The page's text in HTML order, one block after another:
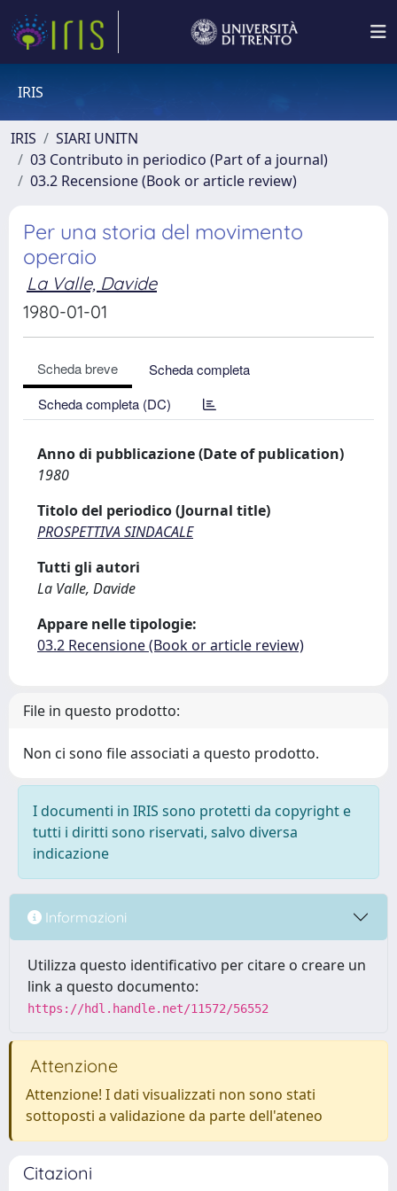
IRIS
IRIS
SIARI UNITN
03 Contributo in periodico (Part of a journal)
03.2 Recensione (Book or article review)
Per una storia del movimento
operaio
La Valle, Davide
1980-01-01
Scheda breve
Scheda completa
Scheda completa (DC)
Anno di pubblicazione (Date of publication)
1980
Titolo del periodico (Journal title)
PROSPETTIVA SINDACALE
Tutti gli autori
La Valle, Davide
Appare nelle tipologie:
03.2 Recensione (Book or article review)
File in questo prodotto:
Non ci sono file associati a questo prodotto.
I documenti in IRIS sono protetti da copyright e
tutti i diritti sono riservati, salvo diversa
indicazione
Informazioni
Utilizza questo identificativo per citare o creare un
link a questo documento:
https://hdl.handle.net/11572/56552
Attenzione
Attenzione! I dati visualizzati non sono stati
sottoposti a validazione da parte dell'ateneo
Citazioni